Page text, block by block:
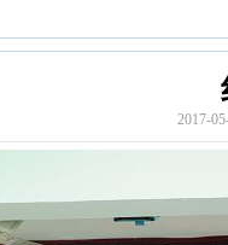
2017-